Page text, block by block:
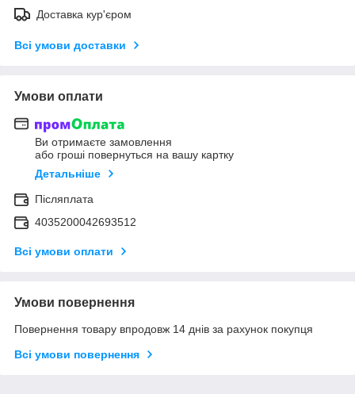
Доставка кур'єром
Всі умови доставки
Умови оплати
Ви отримаєте замовлення
або гроші повернуться на вашу картку
Детальніше
Післяплата
4035200042693512
Всі умови оплати
Умови повернення
Повернення товару впродовж 14 днів за рахунок покупця
Всі умови повернення